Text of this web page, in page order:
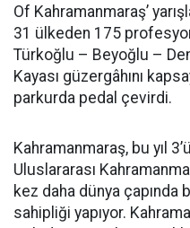
Of Kahramanmaraş’
31 ülkeden 175
Türkoğlu – Beyoğlu –
Kayası güzergâhını
parkurda pedal çevirdi.
Kahramanmaraş, bu yıl
Uluslararası
kez daha dünya
sahipliği yapıyor.